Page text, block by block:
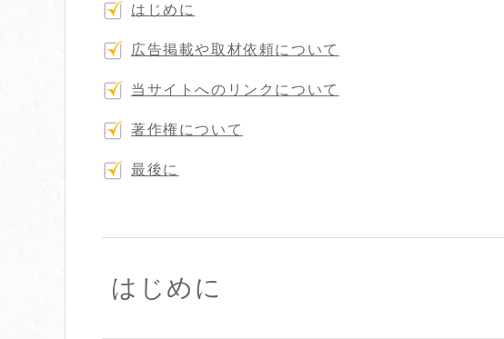
はじめに
広告掲載や取材依頼について
当サイトへのリンクについて
著作権について
最後に
はじめに